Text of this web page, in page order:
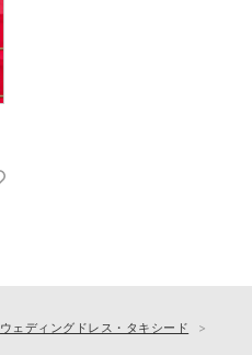
ウェディングドレス・タキシード